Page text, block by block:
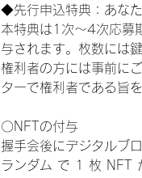
◆先行申込特典：あな
本特典は1次〜4次応募
与されます。枚数には
権利者の方には事前に
ターで権利者である旨
〇NFTの付与
握手会後にデジタルブ
ランダム で 1 枚 NFT